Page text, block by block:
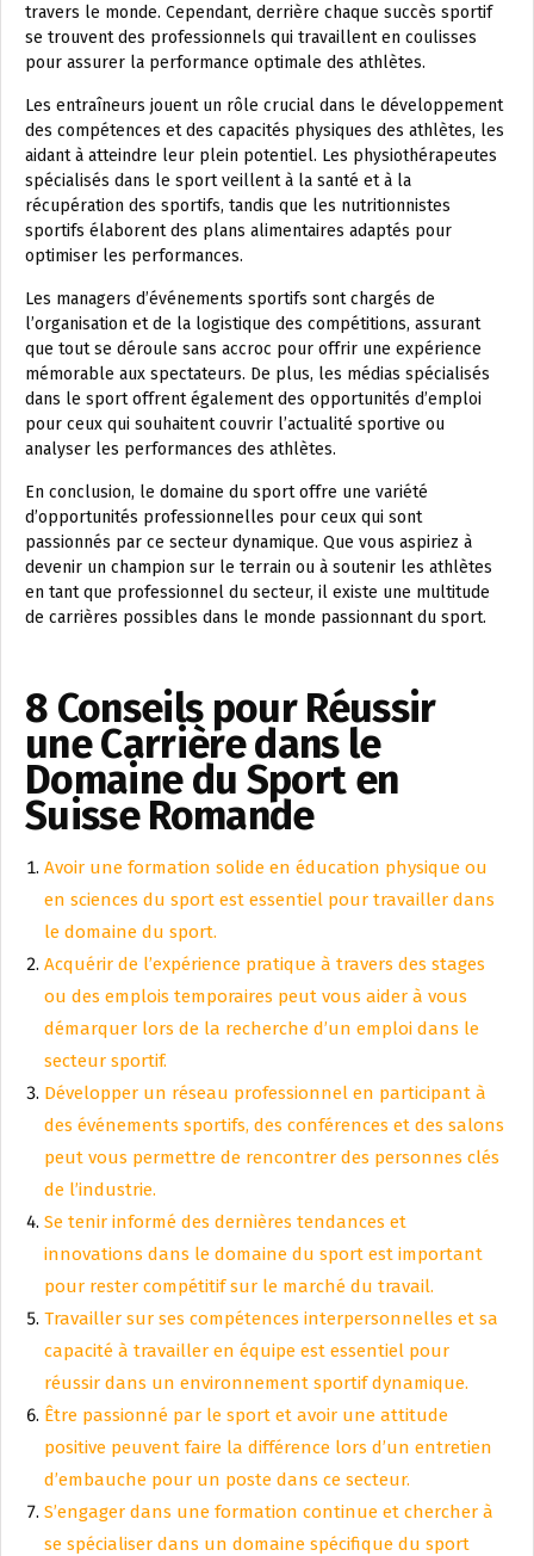
travers le monde. Cependant, derrière chaque succès sportif
se trouvent des professionnels qui travaillent en coulisses
pour assurer la performance optimale des athlètes.
Les entraîneurs jouent un rôle crucial dans le développement
des compétences et des capacités physiques des athlètes, les
aidant à atteindre leur plein potentiel. Les physiothérapeutes
spécialisés dans le sport veillent à la santé et à la
récupération des sportifs, tandis que les nutritionnistes
sportifs élaborent des plans alimentaires adaptés pour
optimiser les performances.
Les managers d’événements sportifs sont chargés de
l’organisation et de la logistique des compétitions, assurant
que tout se déroule sans accroc pour offrir une expérience
mémorable aux spectateurs. De plus, les médias spécialisés
dans le sport offrent également des opportunités d’emploi
pour ceux qui souhaitent couvrir l’actualité sportive ou
analyser les performances des athlètes.
En conclusion, le domaine du sport offre une variété
d’opportunités professionnelles pour ceux qui sont
passionnés par ce secteur dynamique. Que vous aspiriez à
devenir un champion sur le terrain ou à soutenir les athlètes
en tant que professionnel du secteur, il existe une multitude
de carrières possibles dans le monde passionnant du sport.
8 Conseils pour Réussir
une Carrière dans le
Domaine du Sport en
Suisse Romande
Avoir une formation solide en éducation physique ou
en sciences du sport est essentiel pour travailler dans
le domaine du sport.
Acquérir de l’expérience pratique à travers des stages
ou des emplois temporaires peut vous aider à vous
démarquer lors de la recherche d’un emploi dans le
secteur sportif.
Développer un réseau professionnel en participant à
des événements sportifs, des conférences et des salons
peut vous permettre de rencontrer des personnes clés
de l’industrie.
Se tenir informé des dernières tendances et
innovations dans le domaine du sport est important
pour rester compétitif sur le marché du travail.
Travailler sur ses compétences interpersonnelles et sa
capacité à travailler en équipe est essentiel pour
réussir dans un environnement sportif dynamique.
Être passionné par le sport et avoir une attitude
positive peuvent faire la différence lors d’un entretien
d’embauche pour un poste dans ce secteur.
S’engager dans une formation continue et chercher à
se spécialiser dans un domaine spécifique du sport